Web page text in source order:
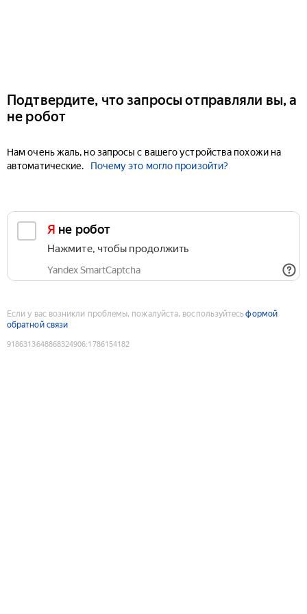
Подтвердите, что запросы отправляли вы, а
не робот
Нам очень жаль, но запросы с вашего устройства похожи на
автоматические.
Почему это могло произойти?
Я не робот
Нажмите, чтобы продолжить
Yandex SmartCaptcha
Если у вас возникли проблемы, пожалуйста, воспользуйтесьформой
обратной связи
9186313648868324906:1786154182